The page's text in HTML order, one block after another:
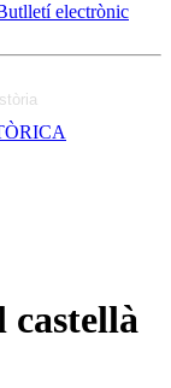
electrònic
castellà